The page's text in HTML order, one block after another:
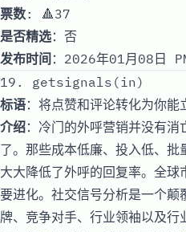
票数: 🔺37
是否精选：否
发布时间 ：2026年01月08日
19. getsignals(in)
标语：将点赞和评论转化为你能
介绍：冷门的外呼营销并没有
了。那些成本低廉、投入低、
大大降低了外呼的回复率。全球
要进化。社交信号分析是一个
牌、竞争对手、行业领袖以及